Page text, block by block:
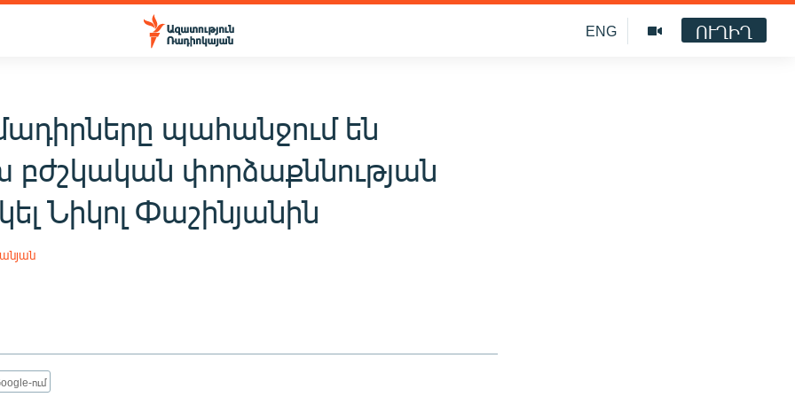
ENG ՈՒՂԻՂ
պահանջում են
փորձաքննության
Նիկոլ Փաշինյանին
ում